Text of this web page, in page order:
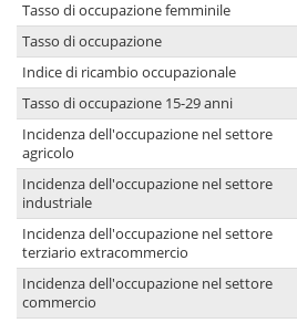
Tasso di occupazione femminile
Tasso di occupazione
Indice di ricambio occupazionale
Tasso di occupazione 15-29 anni
Incidenza dell'occupazione nel settore
agricolo
Incidenza dell'occupazione nel settore
industriale
Incidenza dell'occupazione nel settore
terziario extracommercio
Incidenza dell'occupazione nel settore
commercio